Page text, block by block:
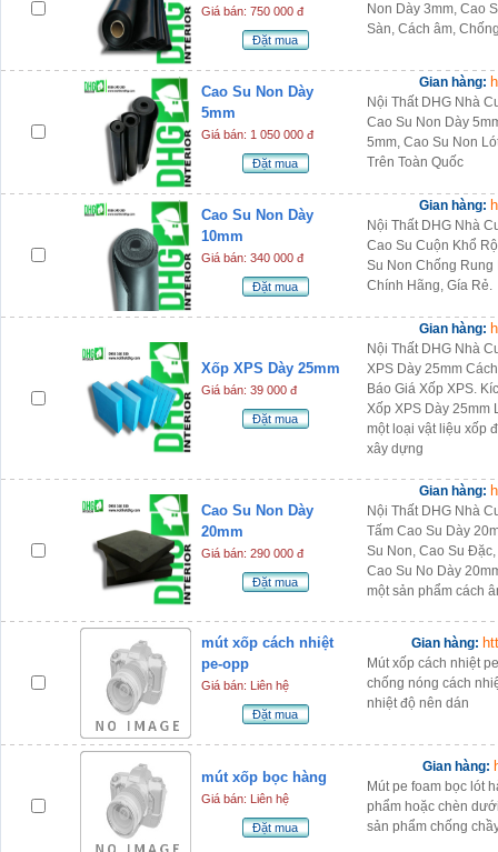
Giá bán: 750 000 đ
Đặt mua
Non Dày 3mm, Cao
Sàn, Cách âm,
Cao Su Non Dày
5mm
Giá bán: 1 050 000 đ
Đặt mua
Gian hàng:
Nội Thất DHG Nhà
Cao Su Non Dày
5mm, Cao Su Non
Trên Toàn Quốc
Cao Su Non Dày
10mm
Giá bán: 340 000 đ
Đặt mua
Gian hàng:
Nội Thất DHG Nhà
Cao Su Cuộn Khổ
Su Non Chống Rung
Chính Hãng, Gía Rẻ.
Xốp XPS Dày 25mm
Giá bán: 39 000 đ
Đặt mua
Gian hàng:
Nội Thất DHG Nhà
XPS Dày 25mm
Báo Giá Xốp XPS.
Xốp XPS Dày 25mm
một loại vật liệu xốp
xây dựng
Cao Su Non Dày
20mm
Giá bán: 290 000 đ
Đặt mua
Gian hàng:
Nội Thất DHG Nhà
Tấm Cao Su Dày
Su Non, Cao Su
Cao Su No Dày
một sản phẩm cách
mút xốp cách nhiệt
pe-opp
Giá bán: Liên hệ
Đặt mua
Gian hàng:
Mút xốp cách nhiệt
chống nóng cách
nhiệt độ nên dán
mút xốp bọc hàng
Giá bán: Liên hệ
Đặt mua
Gian hàng:
Mút pe foam bọc lót
phẩm hoặc chèn
sản phẩm chống